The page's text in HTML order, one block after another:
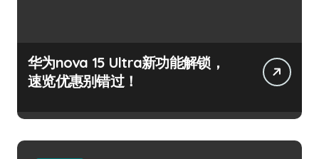
华为nova 15 Ultra新功能解锁，
速览优惠别错过！